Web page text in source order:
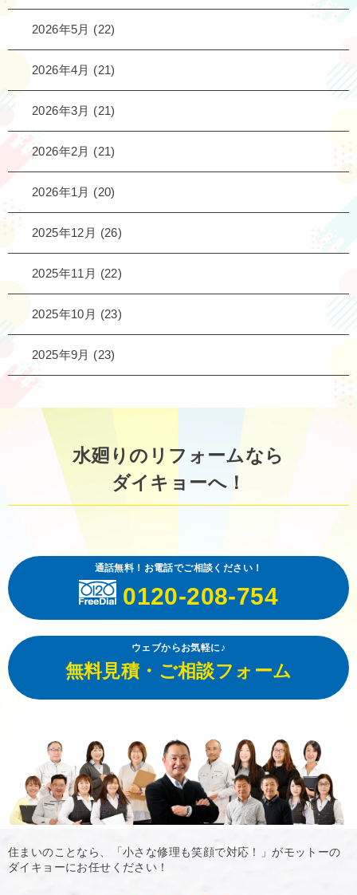
2026年5月 (22)
2026年4月 (21)
2026年3月 (21)
2026年2月 (21)
2026年1月 (20)
2025年12月 (26)
2025年11月 (22)
2025年10月 (23)
2025年9月 (23)
水廻りのリフォームなら
ダイキョーへ！
通話無料！お電話でご相談ください！
0120-208-754
ウェブからお気軽に♪
無料見積・ご相談フォーム
住まいのことなら、「小さな修理も笑顔で対応！」がモットーの
ダイキョーにお任せください！